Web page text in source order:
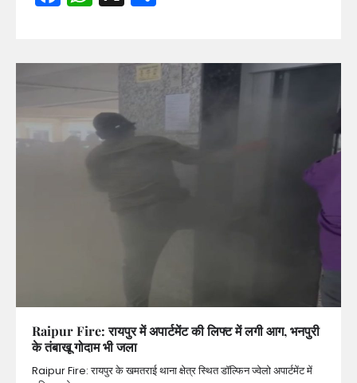
Raipur Fire: रायपुर में अपार्टमेंट की लिफ्ट में लगी आग, भनपुरी
के तंबाखू गोदाम भी जला
Raipur Fire: रायपुर के खमतराई थाना क्षेत्र स्थित डॉल्फिन ज्वेलो अपार्टमेंट में